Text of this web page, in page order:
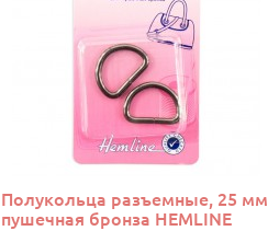
Полукольца разъемные, 25 мм
пушечная бронза HEMLINE